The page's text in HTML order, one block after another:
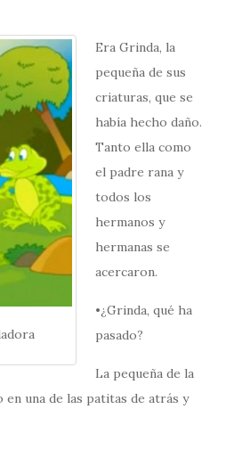
Era Grinda, la
pequeña de sus
criaturas, que se
había hecho daño.
Tanto ella como
el padre rana y
todos los
hermanos y
hermanas se
acercaron.
•¿Grinda, qué ha
pasado?
La pequeña de la
en una de las patitas de atrás y